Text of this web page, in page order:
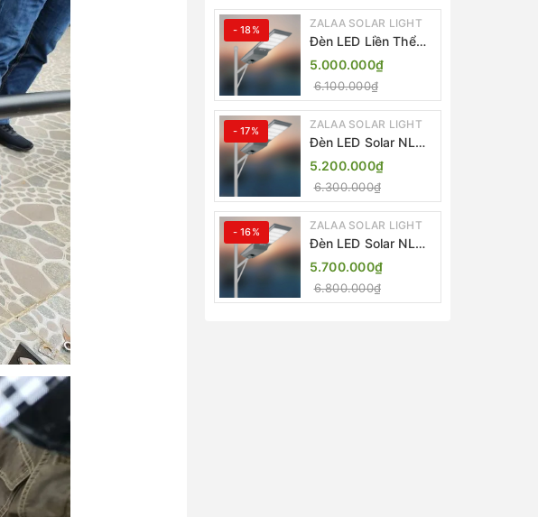
- 18% ZALAA SOLAR LIGHT
Đèn LED Liền Thể
ZALAA Solar Street
Light ZKC-TG 20W
25W 30W All In One
5.000.000₫
6.100.000₫
- 17% ZALAA SOLAR LIGHT
Đèn LED Solar NLMT
Liền Thể ZKC-TG
20W All in One |
ZALAA Street Light
5.200.000₫
6.300.000₫
- 16% ZALAA SOLAR LIGHT
Đèn LED Solar NLMT
Liền Thể ZKC-TG
25W All in One |
ZALAA Street Light
5.700.000₫
6.800.000₫